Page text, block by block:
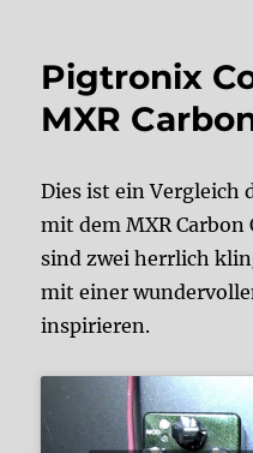
Pigtronix
MXR
Dies ist ein Vergleich
mit dem MXR Carbon
sind zwei herrlich
mit einer
inspirieren.